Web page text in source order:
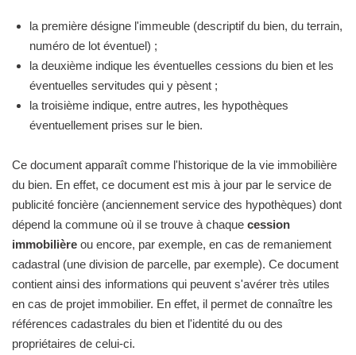
la première désigne l'immeuble (descriptif du bien, du terrain,
numéro de lot éventuel) ;
la deuxième indique les éventuelles cessions du bien et les
éventuelles servitudes qui y pèsent ;
la troisième indique, entre autres, les hypothèques
éventuellement prises sur le bien.
Ce document apparaît comme l'historique de la vie immobilière
du bien. En effet, ce document est mis à jour par le service de
publicité foncière (anciennement service des hypothèques) dont
dépend la commune où il se trouve à chaque cession
immobilière ou encore, par exemple, en cas de remaniement
cadastral (une division de parcelle, par exemple). Ce document
contient ainsi des informations qui peuvent s'avérer très utiles
en cas de projet immobilier. En effet, il permet de connaître les
références cadastrales du bien et l'identité du ou des
propriétaires de celui-ci.